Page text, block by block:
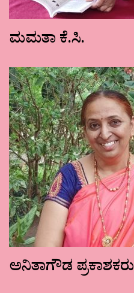
ಮಮತಾ ಕೆ.ಸಿ.
ಅನಿತಾಗೌಡ ಪ್ರಕಾಶಕರು